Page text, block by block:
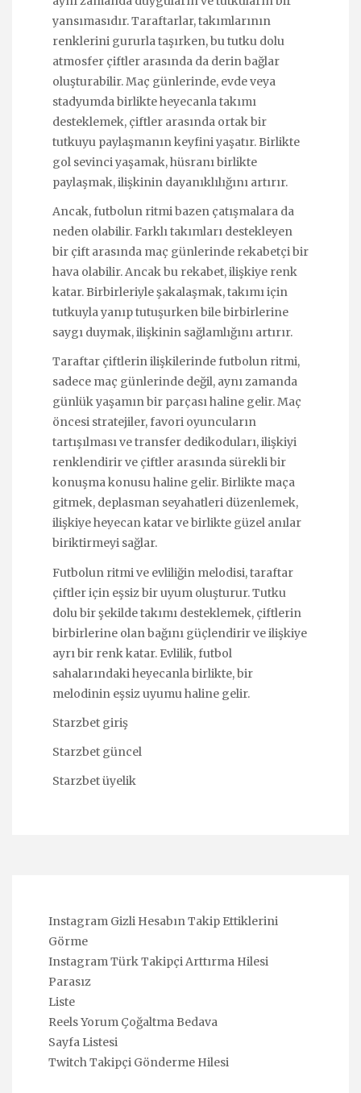
yansımasıdır. Taraftarlar, takımlarının
renklerini gururla taşırken, bu tutku dolu
atmosfer çiftler arasında da derin bağlar
oluşturabilir. Maç günlerinde, evde veya
stadyumda birlikte heyecanla takımı
desteklemek, çiftler arasında ortak bir
tutkuyu paylaşmanın keyfini yaşatır. Birlikte
gol sevinci yaşamak, hüsranı birlikte
paylaşmak, ilişkinin dayanıklılığını artırır.
Ancak, futbolun ritmi bazen çatışmalara da
neden olabilir. Farklı takımları destekleyen
bir çift arasında maç günlerinde rekabetçi bir
hava olabilir. Ancak bu rekabet, ilişkiye renk
katar. Birbirleriyle şakalaşmak, takımı için
tutkuyla yanıp tutuşurken bile birbirlerine
saygı duymak, ilişkinin sağlamlığını artırır.
Taraftar çiftlerin ilişkilerinde futbolun ritmi,
sadece maç günlerinde değil, aynı zamanda
günlük yaşamın bir parçası haline gelir. Maç
öncesi stratejiler, favori oyuncuların
tartışılması ve transfer dedikoduları, ilişkiyi
renklendirir ve çiftler arasında sürekli bir
konuşma konusu haline gelir. Birlikte maça
gitmek, deplasman seyahatleri düzenlemek,
ilişkiye heyecan katar ve birlikte güzel anılar
biriktirmeyi sağlar.
Futbolun ritmi ve evliliğin melodisi, taraftar
çiftler için eşsiz bir uyum oluşturur. Tutku
dolu bir şekilde takımı desteklemek, çiftlerin
birbirlerine olan bağını güçlendirir ve ilişkiye
ayrı bir renk katar. Evlilik, futbol
sahalarındaki heyecanla birlikte, bir
melodinin eşsiz uyumu haline gelir.
Starzbet giriş
Starzbet güncel
Starzbet üyelik
Instagram Gizli Hesabın Takip Ettiklerini
Görme
Instagram Türk Takipçi Arttırma Hilesi
Parasız
Liste
Reels Yorum Çoğaltma Bedava
Sayfa Listesi
Twitch Takipçi Gönderme Hilesi